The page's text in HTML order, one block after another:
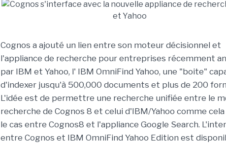
Cognos a ajouté un lien entre son moteur décisionnel et
l'appliance de recherche pour entreprises récemment
par IBM et Yahoo, l' IBM OmniFind Yahoo, une "boite"
d'indexer jusqu'à 500,000 documents et plus de 200
L'idée est de permettre une recherche unifiée entre le
recherche de Cognos 8 et celui d'IBM/Yahoo comme
le cas entre Cognos8 et l'appliance Google Search.
entre Cognos et IBM OmniFind Yahoo Edition est